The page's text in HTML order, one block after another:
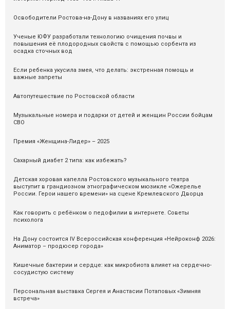
Освободители Ростова-на-Дону в названиях его улиц
Ученые ЮФУ разработали технологию очищения почвы и
повышения её плодородных свойств с помощью сорбента из
осадка сточных вод
Если ребенка укусила змея, что делать: экстренная помощь и
важные запреты
Автопутешествие по Ростовской области
Музыкальные номера и подарки от детей и женщин России бойцам
СВО
Премия «Женщина-Лидер» – 2025
Сахарный диабет 2 типа: как избежать?
Детская хоровая капелла Ростовского музыкального театра
выступит в грандиозном этнографическом мюзикле «Ожерелье
России. Герои нашего времени» на сцене Кремлевского Дворца
Как говорить с ребёнком о педофилии в интернете. Советы
психолога
На Дону состоится IV Всероссийская конференция «Нейроконф 2026:
Аниматор – продюсер города»
Кишечные бактерии и сердце: как микробиота влияет на сердечно-
сосудистую систему
Персональная выставка Сергея и Анастасии Потаповых «Зимняя
встреча»